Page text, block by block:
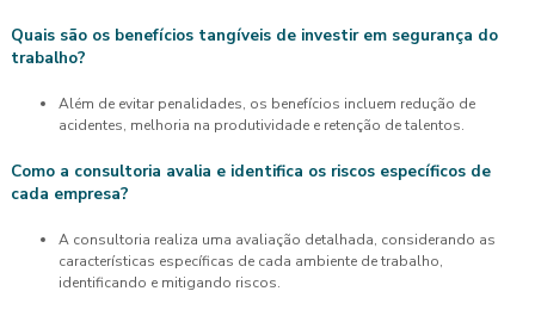
Quais são os benefícios tangíveis de investir em segurança do
trabalho?
Além de evitar penalidades, os benefícios incluem redução de
acidentes, melhoria na produtividade e retenção de talentos.
Como a consultoria avalia e identifica os riscos específicos de
cada empresa?
A consultoria realiza uma avaliação detalhada, considerando as
características específicas de cada ambiente de trabalho,
identificando e mitigando riscos.